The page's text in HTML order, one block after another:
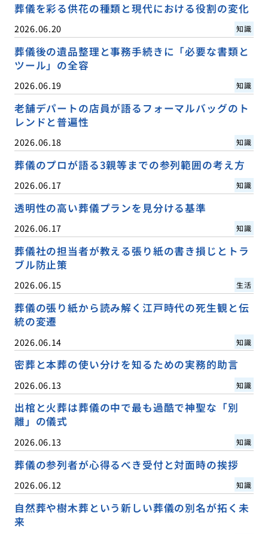
葬儀を彩る供花の種類と現代における役割の変化
2026.06.20 知識
葬儀後の遺品整理と事務手続きに「必要な書類と
ツール」の全容
2026.06.19 知識
老舗デパートの店員が語るフォーマルバッグのト
レンドと普遍性
2026.06.18 知識
葬儀のプロが語る3親等までの参列範囲の考え方
2026.06.17 知識
透明性の高い葬儀プランを見分ける基準
2026.06.17 知識
葬儀社の担当者が教える張り紙の書き損じとトラ
ブル防止策
2026.06.15 生活
葬儀の張り紙から読み解く江戸時代の死生観と伝
統の変遷
2026.06.14 知識
密葬と本葬の使い分けを知るための実務的助言
2026.06.13 知識
出棺と火葬は葬儀の中で最も過酷で神聖な「別
離」の儀式
2026.06.13 知識
葬儀の参列者が心得るべき受付と対面時の挨拶
2026.06.12 知識
自然葬や樹木葬という新しい葬儀の別名が拓く未
来